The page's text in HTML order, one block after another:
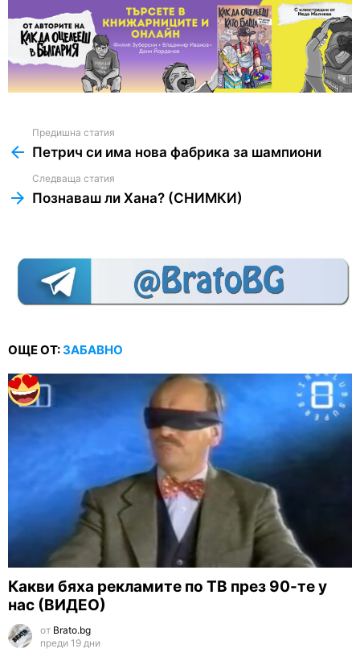
more
Предишна статия
Петрич си има нова фабрика за шампиони
Следваща статия
Познаваш ли Хана? (СНИМКИ)
ОЩЕ ОТ:ЗАБАВНО
Какви бяха рекламите по ТВ през 90-те у
нас (ВИДЕО)
от Brato.bg
преди 19 дни